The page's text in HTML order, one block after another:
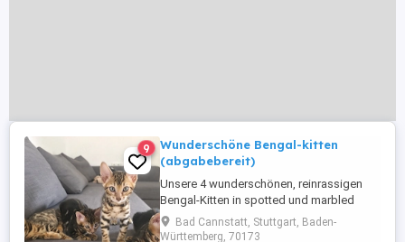
9
Wunderschöne Bengal-kitten
(abgabebereit)
Unsere 4 wunderschönen, reinrassigen
Bengal-Kitten in spotted und marbled
suchen ab sofort ein liebevolles neues
Zuhause. Geboren am 02.05.26. Bei ihrem
Bad Cannstatt, Stuttgart, Baden-
Württemberg, 70173